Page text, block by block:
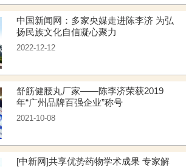
中国新闻网：多家央媒走进陈李济 为弘
扬民族文化自信凝心聚力
2022-12-12
舒筋健腰丸厂家——陈李济荣获2019
年“广州品牌百强企业”称号
2021-10-08
[中新网]共享优势药物学术成果 专家解